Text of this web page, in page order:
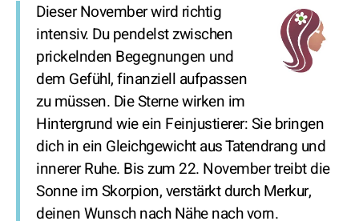
Dieser November wird richtig
intensiv. Du pendelst zwischen
prickelnden Begegnungen und
dem Gefühl, finanziell aufpassen
zu müssen. Die Sterne wirken im
Hintergrund wie ein Feinjustierer: Sie bringen
dich in ein Gleichgewicht aus Tatendrang und
innerer Ruhe. Bis zum 22. November treibt die
Sonne im Skorpion, verstärkt durch Merkur,
deinen Wunsch nach Nähe nach vorn.